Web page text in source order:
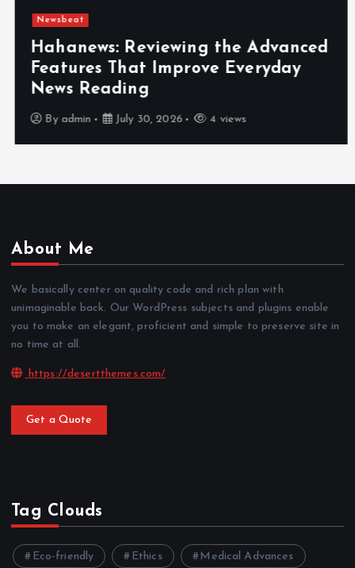
Newsbeat
Hahanews: Reviewing the Advanced
Features That Improve Everyday
News Reading
Byadmin July 30, 2026 4 views
About Me
We basically center on quality code and rich plan with
unimaginable back. Our WordPress subjects and plugins enable
you to make an elegant, proficient and simple to preserve site in
no time at all.
https://desertthemes.com/
Get a Quote
Tag Clouds
Eco-friendly Ethics Medical Advances